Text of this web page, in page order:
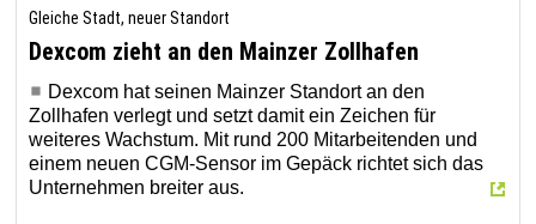
Gleiche Stadt, neuer Standort
Dexcom zieht an den Mainzer Zollhafen
Dexcom hat seinen Mainzer Standort an den
Zollhafen verlegt und setzt damit ein Zeichen für
weiteres Wachstum. Mit rund 200 Mitarbeitenden und
einem neuen CGM-Sensor im Gepäck richtet sich das
Unternehmen breiter aus.